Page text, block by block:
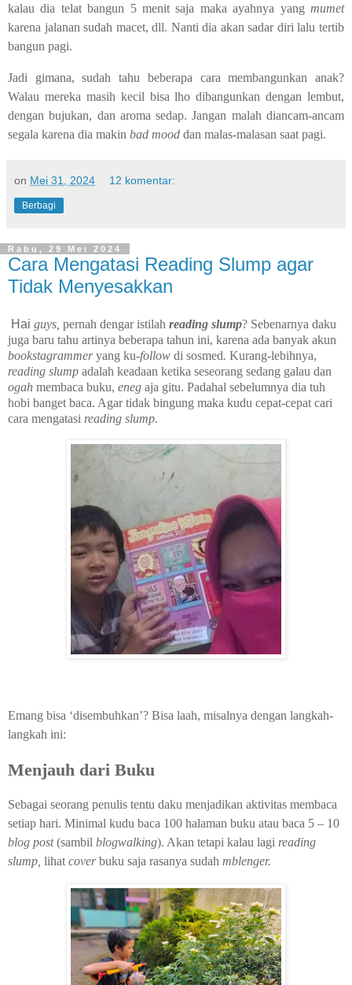
kalau dia telat bangun 5 menit saja maka ayahnya yang mumet
karena jalanan sudah macet, dll. Nanti dia akan sadar diri lalu tertib
bangun pagi.
Jadi gimana, sudah tahu beberapa cara membangunkan anak?
Walau mereka masih kecil bisa lho dibangunkan dengan lembut,
dengan bujukan, dan aroma sedap. Jangan malah diancam-ancam
segala karena dia makin bad mood dan malas-malasan saat pagi.
on Mei 31, 2024 12 komentar:
Berbagi
Rabu, 29 Mei 2024
Cara Mengatasi Reading Slump agar
Tidak Menyesakkan
Hai guys, pernah dengar istilah reading slump? Sebenarnya daku
juga baru tahu artinya beberapa tahun ini, karena ada banyak akun
bookstagrammeryang ku-follow di sosmed. Kurang-lebihnya,
reading slump adalah keadaan ketika seseorang sedang galau dan
ogah membaca buku, eneg aja gitu. Padahal sebelumnya dia tuh
hobi banget baca. Agar tidak bingung maka kudu cepat-cepat cari
cara mengatasi reading slump.
Emang bisa ‘disembuhkan’? Bisa laah, misalnya dengan langkah-
langkah ini:
Menjauh dari Buku
Sebagai seorang penulis tentu daku menjadikan aktivitas membaca
setiap hari. Minimal kudu baca 100 halaman buku atau baca 5 – 10
blog post(sambil blogwalking). Akan tetapi kalau lagi reading
slump, lihat coverbuku saja rasanya sudah mblenger.